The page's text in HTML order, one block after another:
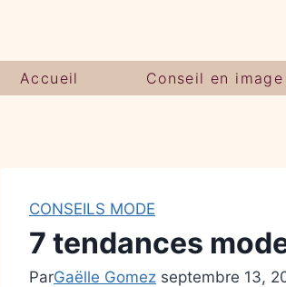
Accueil Conseil en image
CONSEILS MODE
7 tendances
ParGaëlle Gomez septembre 13,